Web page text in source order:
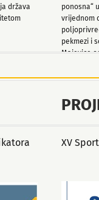
država
ponosna“
vrijednom
pekmezi i
Majevice
XV